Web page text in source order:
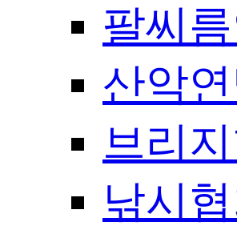
팔씨
산악
브리
낚시